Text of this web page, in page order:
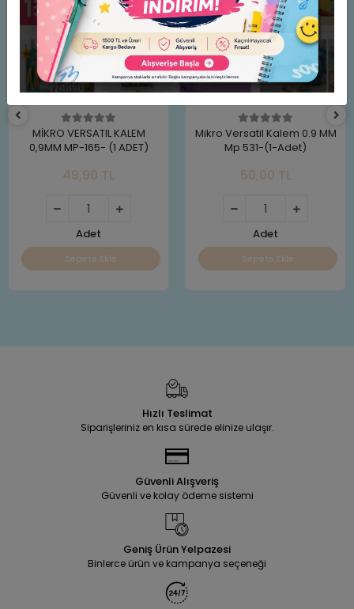
MİKRO VERSATIL KALEM
0,9MM MP-165- (1 ADET)
49,90 TL
Adet
Sepete Ekle
Mikro Versatil Kalem 0.9 MM
Mp 531-(1-Adet)
50,00 TL
Adet
Sepete Ekle
Hızlı Teslimat
Siparişleriniz en kısa sürede elinize ulaşır.
Güvenli Alışveriş
Güvenli ve kolay ödeme sistemi
Geniş Ürün Yelpazesi
Binlerce ürün ve kampanya seçeneği